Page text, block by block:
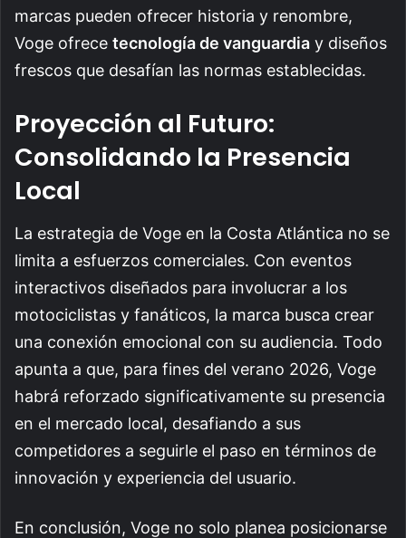
marcas pueden ofrecer historia y renombre,
Voge ofrece tecnología de vanguardia y diseños
frescos que desafían las normas establecidas.
Proyección al Futuro:
Consolidando la Presencia
Local
La estrategia de Voge en la Costa Atlántica no se
limita a esfuerzos comerciales. Con eventos
interactivos diseñados para involucrar a los
motociclistas y fanáticos, la marca busca crear
una conexión emocional con su audiencia. Todo
apunta a que, para fines del verano 2026, Voge
habrá reforzado significativamente su presencia
en el mercado local, desafiando a sus
competidores a seguirle el paso en términos de
innovación y experiencia del usuario.
En conclusión, Voge no solo planea posicionarse